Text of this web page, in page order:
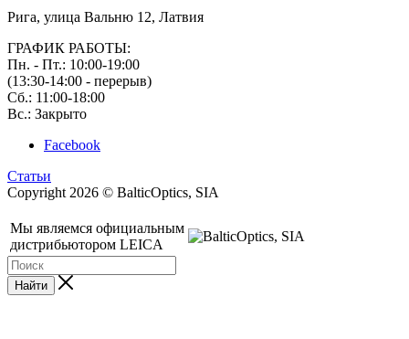
Рига, улица Вальню 12, Латвия
ГРАФИК РАБОТЫ:
Пн. - Пт.: 10:00-19:00
(13:30-14:00 - перерыв)
Сб.: 11:00-18:00
Вс.: Закрыто
Facebook
Статьи
Copyright 2026 © BalticOptics, SIA
Мы являемся официальным
дистрибьютором LEICA
Найти